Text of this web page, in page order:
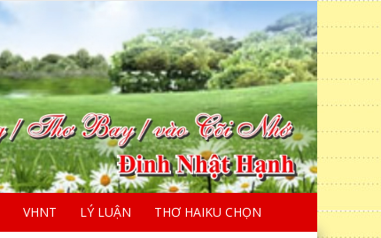
VHNT LÝ LUẬN THƠ HAIKU CHỌN